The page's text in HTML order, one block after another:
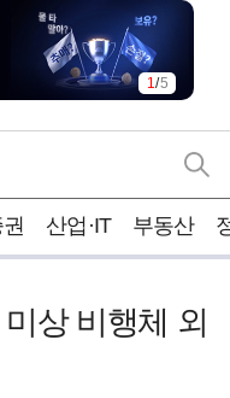
1/5
산업·IT 부동산
상 비행체 외